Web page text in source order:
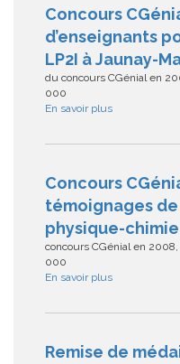
Concours
d’enseignants
LP2I à Jaunay-
du concours CGénial en
000
En savoir plus
Concours
témoignages
physique-chimie
concours CGénial en
000
En savoir plus
Remise de